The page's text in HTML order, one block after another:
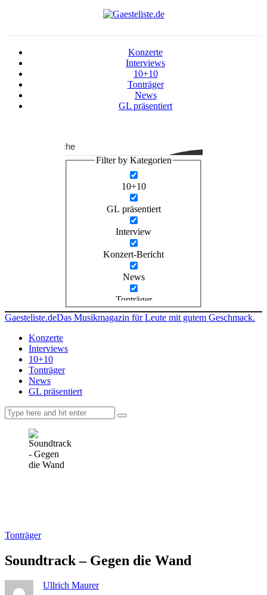
Konzerte
Interviews
10+10
Tonträger
News
GL präsentiert
Suche
Filter by Kategorien
10+10
GL präsentiert
Interview
Konzert-Bericht
News
Tonträger
Gaesteliste.deDas Musikmagazin für Leute mit gutem Geschmack.
Konzerte
Interviews
10+10
Tonträger
News
GL präsentiert
Tonträger
Soundtrack – Gegen die Wand
Ullrich Maurer